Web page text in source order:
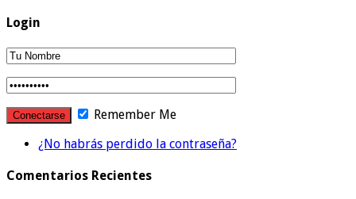
Login
Remember Me
¿No habrás perdido la contraseña?
Comentarios Recientes